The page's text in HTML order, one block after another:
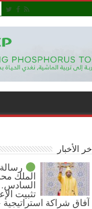
أخر الأخبار
الملك
تثبيت
آفاق شراكة